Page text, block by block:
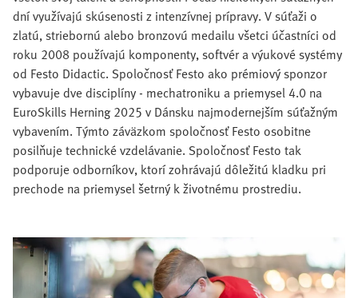
dní využívajú skúsenosti z intenzívnej prípravy. V súťaži o
zlatú, striebornú alebo bronzovú medailu všetci účastníci od
roku 2008 používajú komponenty, softvér a výukové systémy
od Festo Didactic. Spoločnosť Festo ako prémiový sponzor
vybavuje dve disciplíny - mechatroniku a priemysel 4.0 na
EuroSkills Herning 2025 v Dánsku najmodernejším súťažným
vybavením. Týmto záväzkom spoločnosť Festo osobitne
posilňuje technické vzdelávanie. Spoločnosť Festo tak
podporuje odborníkov, ktorí zohrávajú dôležitú kladku pri
prechode na priemysel šetrný k životnému prostrediu.